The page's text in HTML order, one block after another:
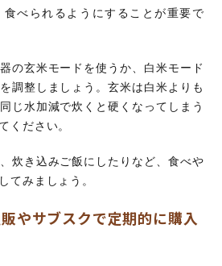
食べられるようにすることが重要で
の玄米モードを使うか、白米モード
調整しましょう。玄米は白米よりも
じ水加減で炊くと硬くなってしまう
ください。
炊き込みご飯にしたりなど、食べや
てみましょう。
やサブスクで定期的に購入